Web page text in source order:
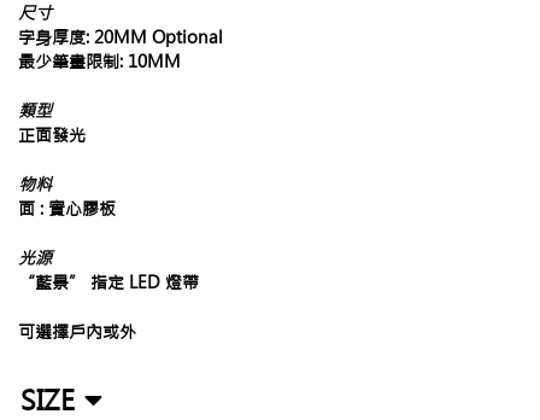
尺寸
字身厚度: 20MM Optional
最少筆畫限制: 10MM
類型
正面發光
物料
面 : 實心膠板
光源
“藍景” 指定 LED 燈帶
可選擇戶內或外
SIZE